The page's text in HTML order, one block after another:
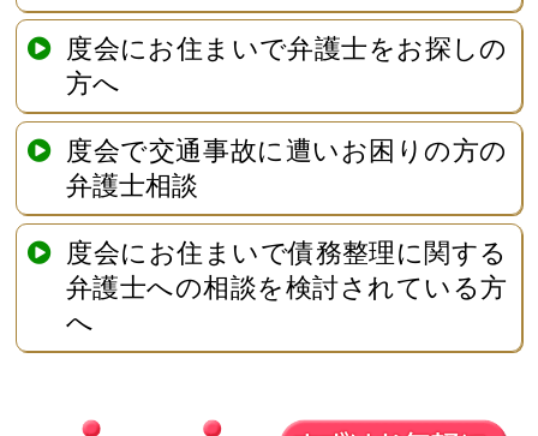
度会にお住まいで弁護士をお探しの
方へ
度会で交通事故に遭いお困りの方の
弁護士相談
度会にお住まいで債務整理に関する
弁護士への相談を検討されている方
へ